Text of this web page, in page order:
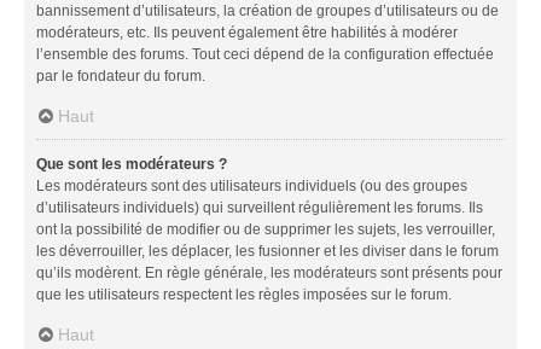
bannissement d’utilisateurs, la création de groupes d’utilisateurs ou de
modérateurs, etc. Ils peuvent également être habilités à modérer
l’ensemble des forums. Tout ceci dépend de la configuration effectuée
par le fondateur du forum.
Haut
Que sont les modérateurs ?
Les modérateurs sont des utilisateurs individuels (ou des groupes
d’utilisateurs individuels) qui surveillent régulièrement les forums. Ils
ont la possibilité de modifier ou de supprimer les sujets, les verrouiller,
les déverrouiller, les déplacer, les fusionner et les diviser dans le forum
qu’ils modèrent. En règle générale, les modérateurs sont présents pour
que les utilisateurs respectent les règles imposées sur le forum.
Haut